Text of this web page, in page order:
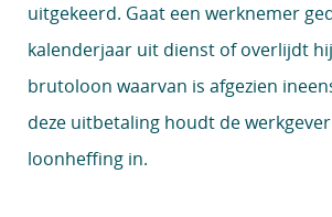
uitgekeerd. Gaat een werknemer
kalenderjaar uit dienst of overlijdt
brutoloon waarvan is afgezien
deze uitbetaling houdt de
loonheffing in.